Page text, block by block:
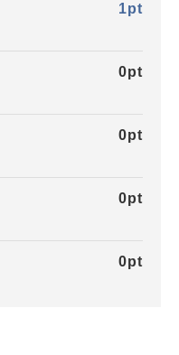
1pt
0pt
0pt
0pt
0pt